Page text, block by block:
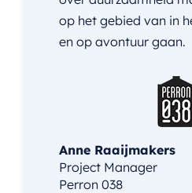
op het gebied van in
en op avontuur gaan.
Anne Raaijmakers
Project Manager
Perron 038